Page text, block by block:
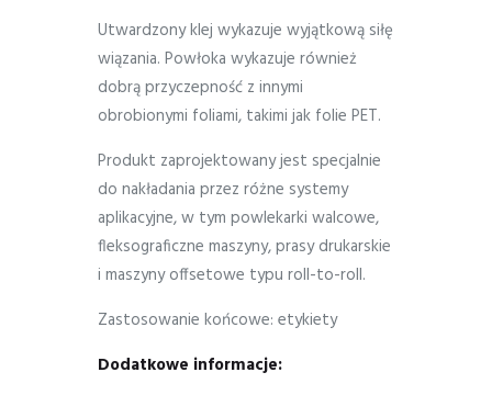
Utwardzony klej wykazuje wyjątkową siłę
wiązania. Powłoka wykazuje również
dobrą przyczepność z innymi
obrobionymi foliami, takimi jak folie PET.
Produkt zaprojektowany jest specjalnie
do nakładania przez różne systemy
aplikacyjne, w tym powlekarki walcowe,
fleksograficzne maszyny, prasy drukarskie
i maszyny offsetowe typu roll-to-roll.
Zastosowanie końcowe: etykiety
Dodatkowe informacje: